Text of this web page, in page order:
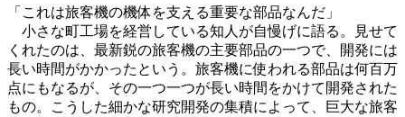
「これは旅客機の機体を支える重要な部品なんだ」
小さな町工場を経営している知人が自慢げに語る。見せて
くれたのは、最新鋭の旅客機の主要部品の一つで、開発には
長い時間がかかったという。旅客機に使われる部品は何百万
点にもなるが、その一つ一つが長い時間をかけて開発された
もの。こうした細かな研究開発の集積によって、巨大な旅客